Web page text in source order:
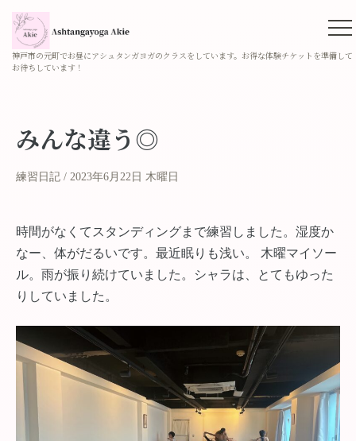
神戸市の元町でお昼にアシュタンガヨガのクラスをしています。お得な体験チケットを準備して
お待ちしています！
みんな違う◎
練習日記 2023年6月22日 木曜日
時間がなくてスタンディングまで練習しました。湿度か
なー、体がだるいです。最近眠りも浅い。 木曜マイソー
ル。雨が振り続けていました。シャラは、とてもゆった
りしていました。